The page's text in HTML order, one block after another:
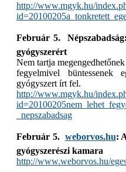
http://www.mgyk.hu/
Február 5. 
gyógyszerért
Nem tartja
fegyelmivel
gyógyszert írt fel.
http://www.mgyk.hu/
_nepszabadsag
Február 5.  weborvos.hu:
gyógyszerészi kamara
http://www.weborvos.hu/